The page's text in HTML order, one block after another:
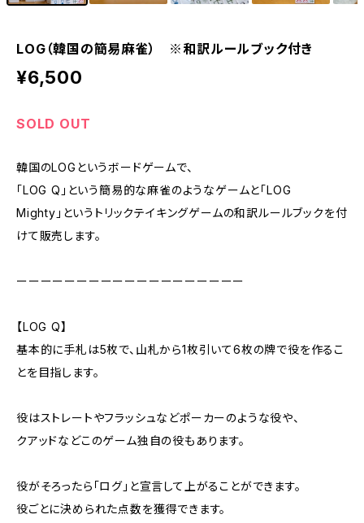
LOG（韓国の簡易麻雀） ※和訳ルールブック付き
¥6,500
SOLD OUT
韓国のLOGというボードゲームで、
「LOG Q」という簡易的な麻雀のようなゲームと「LOG
Mighty」というトリックテイキングゲームの和訳ルールブックを付
けて販売します。
ーーーーーーーーーーーーーーーーーーー
【LOG Q】
基本的に手札は5枚で、山札から1枚引いて6枚の牌で役を作るこ
とを目指します。
役はストレートやフラッシュなどポーカーのような役や、
クアッドなどこのゲーム独自の役もあります。
役がそろったら「ログ」と宣言して上がることができます。
役ごとに決められた点数を獲得できます。